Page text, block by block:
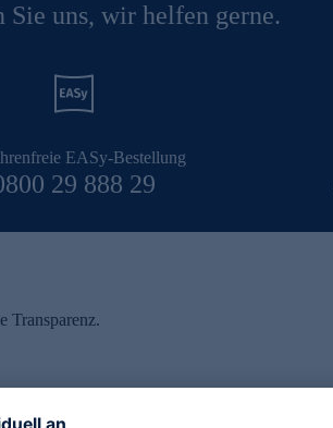
Sie uns, wir helfen gerne.
EASy-Bestellung
29 888 29
Transparenz.